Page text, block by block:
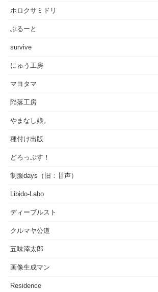
ホロクサミドリ
ぶるーと
survive
にゅう工房
マヨタマ
陥落工房
やまなし娘。
種付け出版
どろっぷす！
制服days（旧：甘声）
Libido-Labo
ディーブルスト
クルマヤ公道
五味滓太郎
画像生成マン
Residence